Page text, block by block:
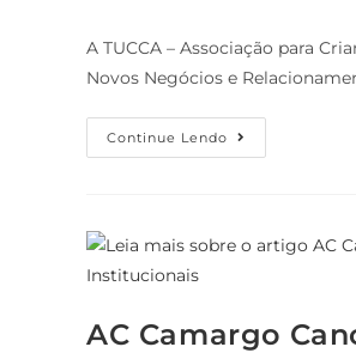
A TUCCA – Associação para
Novos Negócios e
Continue Lendo
AC Camargo